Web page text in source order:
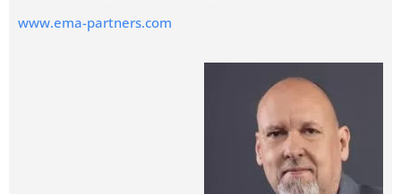
www.ema-partners.com